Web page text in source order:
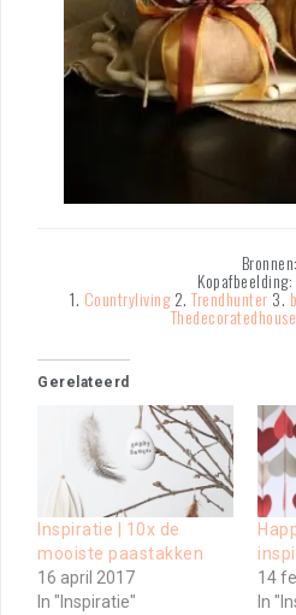
Bronnen:
Kopafbeelding:
1. Countryliving2.Trendhunter 3.
Thedecoratedhouse
Gerelateerd
Inspiratie | 10x de
mooiste paastakken
16 april 2017
In "Inspiratie"
14
In